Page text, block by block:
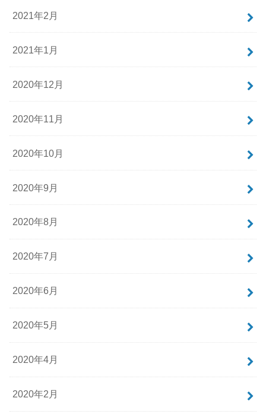
2021年2月
2021年1月
2020年12月
2020年11月
2020年10月
2020年9月
2020年8月
2020年7月
2020年6月
2020年5月
2020年4月
2020年2月